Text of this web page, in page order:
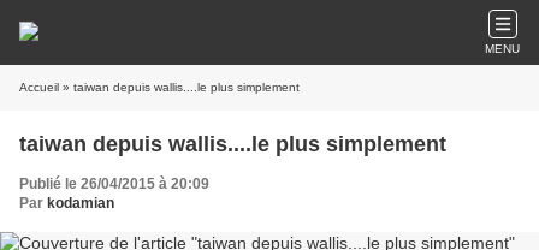
MENU
Accueil » taiwan depuis wallis....le plus simplement
taiwan depuis wallis....le plus simplement
Publié le 26/04/2015 à 20:09
Par kodamian